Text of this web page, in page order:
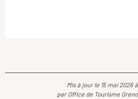
Mis à jour le 15 mai 2026
par Office de Tourisme